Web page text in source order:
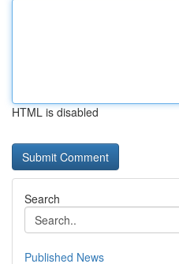
HTML is disabled
Search
Published News